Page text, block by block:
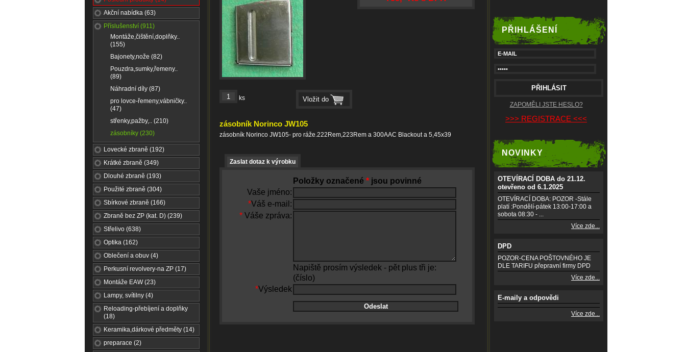
Akční nabídka (63)
Příslušenství (911)
Montáže,čištění,doplňky..
(155)
Bajonety,nože (82)
Pouzdra,sumky,řemeny..
(89)
Náhradní díly (87)
pro lovce-řemeny,vábničky..
(47)
střenky,pažby,.. (210)
zásobníky (230)
Lovecké zbraně (192)
Krátké zbraně (349)
Dlouhé zbraně (193)
Použité zbraně (304)
Sbírkové zbraně (166)
Zbraně bez ZP (kat. D) (239)
Střelivo (638)
Optika (162)
Oblečení a obuv (4)
Perkusní revolvery-na ZP (17)
Montáže EAW (23)
Lampy, svítilny (4)
Reloading-přebíjení a doplňky
(18)
Keramika,dárkové předměty (14)
preparace (2)
ks
zásobník Norinco JW105
zásobník Norinco JW105- pro ráže.222Rem,223Rem a 300AAC Blackout a 5,45x39
Zaslat dotaz k výrobku
Položky označené * jsou povinné
Vaše jméno:
*Váš e-mail:
* Váše zpráva:
Napiště prosím výsledek - pět plus tři je:
(číslo)
*Výsledek
PŘIHLÁŠENÍ
ZAPOMĚLI JSTE HESLO?
>>> REGISTRACE <<<
NOVINKY
OTEVÍRACÍ DOBA do 21.12.
otevřeno od 6.1.2025
OTEVÍRACÍ DOBA: POZOR -Stále
platí :Pondělí-pátek 13:00-17:00 a
sobota 08:30 - ...
Více zde...
DPD
POZOR-CENA POŠTOVNÉHO JE
DLE TARIFU přepravní firmy DPD
Více zde...
E-maily a odpovědi
Více zde...